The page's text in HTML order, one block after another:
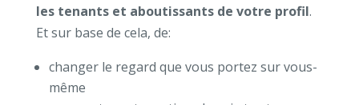
les tenants et aboutissants de votre profil.
Et sur base de cela, de:
changer le regard que vous portez sur vous-
même